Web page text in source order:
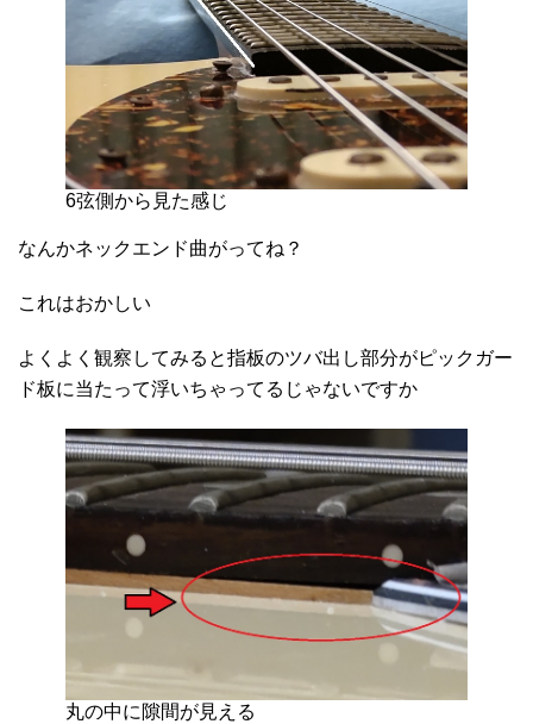
6弦側から見た感じ
なんかネックエンド曲がってね？
これはおかしい
よくよく観察してみると指板のツバ出し部分がピックガー
ド板に当たって浮いちゃってるじゃないですか
丸の中に隙間が見える